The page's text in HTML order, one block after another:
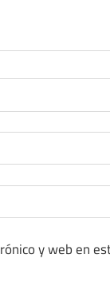
y web en